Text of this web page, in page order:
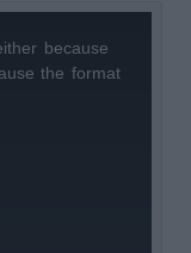
because
the format